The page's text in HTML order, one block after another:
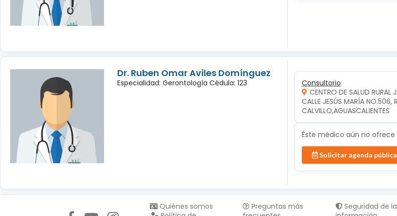
Dr. Ruben Omar Aviles Domínguez
Especialidad: Gerontología Cédula: 123
Consultorio
CENTRO DE SALUD RURAL
CALLE JESÚS MARÍA NO.506,
CALVILLO,AGUASCALIENTES
Éste médico aún no
Solicitar agenda pública
Quiénes somos
Preguntas más
Seguridad de la